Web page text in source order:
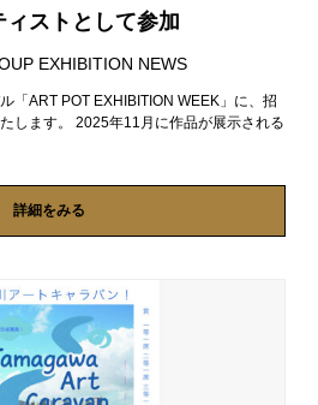
ストとして参加
EXHIBITION NEWS
「ART POT EXHIBITION WEEK」に、招
します。 2025年11月に作品が展示される
詳細をみる